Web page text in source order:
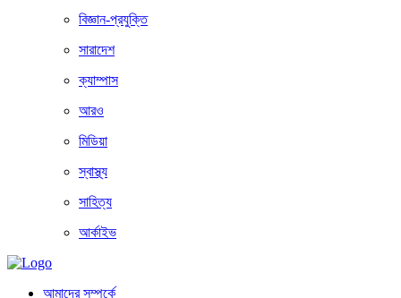
বিজ্ঞান-প্রযুক্তি
সারাদেশ
ক্যাম্পাস
আরও
মিডিয়া
স্বাস্থ্য
সাহিত্য
আর্কাইভ
আমাদের সম্পর্কে